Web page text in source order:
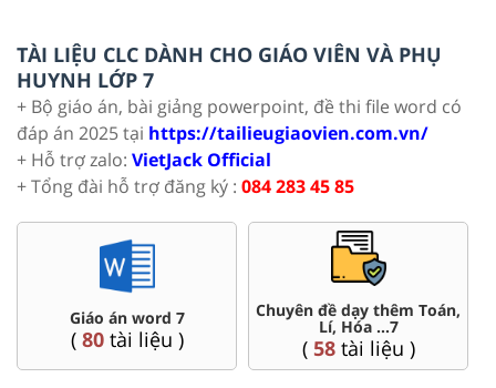
TÀI LIỆU CLC DÀNH CHO GIÁO VIÊN VÀ PHỤ
HUYNH LỚP 7
+ Bộ giáo án, bài giảng powerpoint, đề thi file word có
đáp án 2025 tại https://tailieugiaovien.com.vn/
+ Hỗ trợ zalo: VietJack Official
+ Tổng đài hỗ trợ đăng ký : 084 283 45 85
Giáo án word 7
( 80tài liệu )
Chuyên đề dạy thêm Toán,
Lí, Hóa ...7
( 58tài liệu )